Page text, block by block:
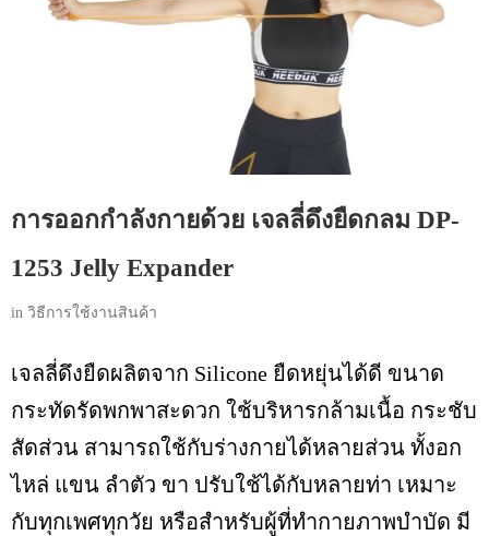
การออกกำลังกายด้วย เจลลี่ดึงยืดกลม DP-
1253 Jelly Expander
in วิธีการใช้งานสินค้า
เจลลี่ดึงยืดผลิตจาก Silicone ยืดหยุ่นได้ดี ขนาด
กระทัดรัดพกพาสะดวก ใช้บริหารกล้ามเนื้อ กระชับ
สัดส่วน สามารถใช้กับร่างกายได้หลายส่วน ทั้งอก
ไหล่ แขน ลำตัว ขา ปรับใช้ได้กับหลายท่า เหมาะ
กับทุกเพศทุกวัย หรือสำหรับผู้ที่ทำกายภาพบำบัด มี